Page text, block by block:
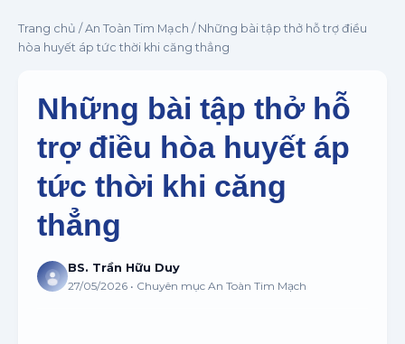
Trang chủ / An Toàn Tim Mạch / Những bài tập thở hỗ trợ điều
hòa huyết áp tức thời khi căng thẳng
Những bài tập thở hỗ
trợ điều hòa huyết áp
tức thời khi căng
thẳng
BS. Trần Hữu Duy
27/05/2026 • Chuyên mục An Toàn Tim Mạch